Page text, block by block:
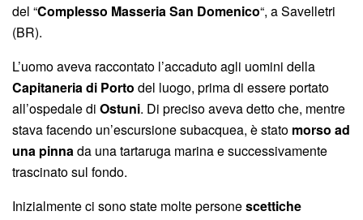
del “Complesso Masseria San Domenico“, a Savelletri
(BR).
L’uomo aveva raccontato l’accaduto agli uomini della
Capitaneria di Porto del luogo, prima di essere portato
all’ospedale di Ostuni. Di preciso aveva detto che, mentre
stava facendo un’escursione subacquea, è stato morso ad
una pinnada una tartaruga marina e successivamente
trascinato sul fondo.
Inizialmente ci sono state molte personescettiche